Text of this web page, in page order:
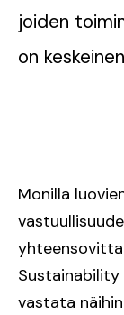
joiden
on
Monilla
vastata